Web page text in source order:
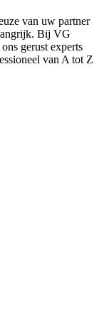
van uw partner
Bij VG
gerust experts
van A tot Z